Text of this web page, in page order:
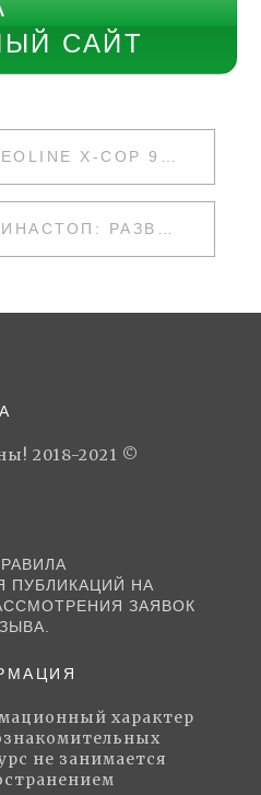
САЙТ
9100S: РАЗВОД ИЛИ НЕТ
ОТЗЫВЫ ОБ УРИНАСТОП: РАЗВОД ИЛИ НЕТ
2018-2021 ©
ПУБЛИКАЦИЙ НА
ЗАЯВОК
характер
не занимается